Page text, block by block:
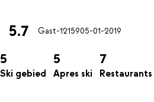
5.7 Gast-1215905-01-2019
5
Ski gebied
5
Apres ski
7
Restaurants